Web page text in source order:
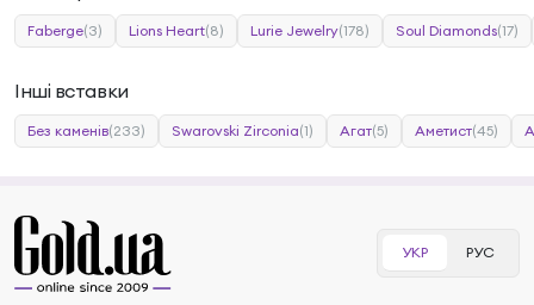
Faberge(3) Lions Heart(8) Lurie Jewelry(178) Soul Diamonds(17)
Інші вставки
Без каменів(233) Swarovski Zirconia(1) Агат(5) Аметист(45)
УКР РУС